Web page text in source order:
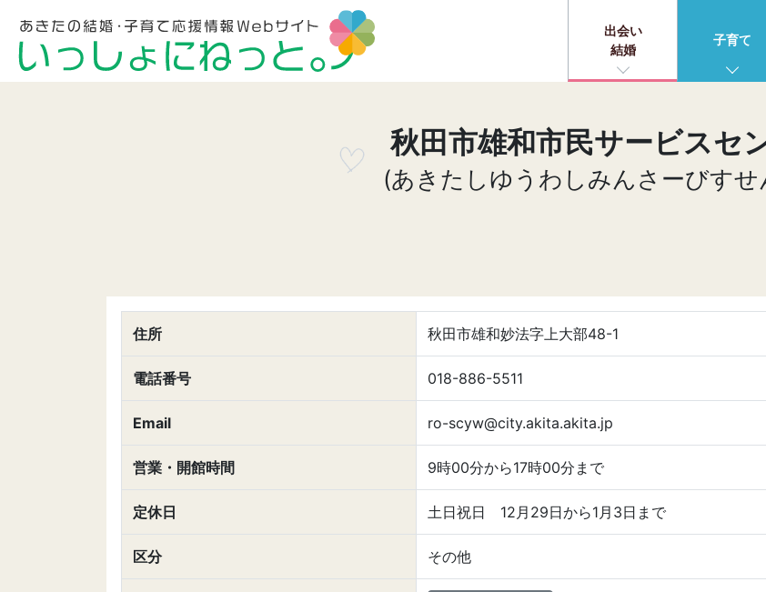
出会い
結婚
子育て
秋田市雄和市民サービスセ
(あきたしゆうわしみんさーびすせ
住所 秋田市雄和妙法字上大部48-1
電話番号 018-886-5511
Email ro-scyw@city.akita.akita.jp
営業・開館時間 9時00分から17時00分まで
定休日 土日祝日 12月29日から1月3日まで
区分 その他